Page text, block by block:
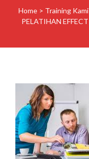
Home > Training Kami
PELATIHAN